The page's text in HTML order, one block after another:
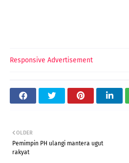
Responsive Advertisement
OLDER
Pemimpin PH ulangi mantera ugut
rakyat